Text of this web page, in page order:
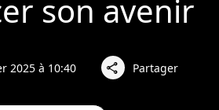
son avenir
2025 à 10:40 share Partager